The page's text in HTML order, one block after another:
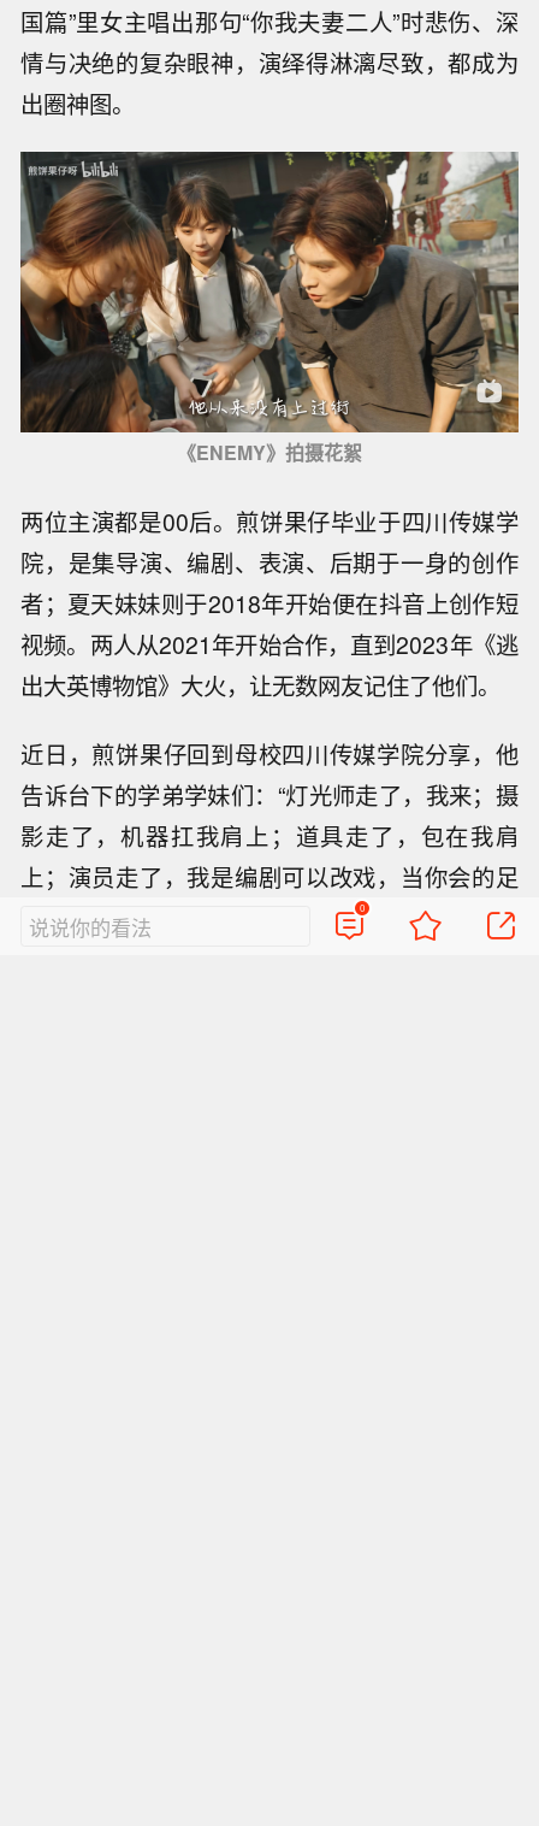
国篇”里女主唱出那句“你我夫妻二人”时悲伤、深
情与决绝的复杂眼神，演绎得淋漓尽致，都成为
出圈神图。
《ENEMY》拍摄花絮
两位主演都是00后。煎饼果仔毕业于四川传媒学
院，是集导演、编剧、表演、后期于一身的创作
者；夏天妹妹则于2018年开始便在抖音上创作短
视频。两人从2021年开始合作，直到2023年《逃
出大英博物馆》大火，让无数网友记住了他们。
近日，煎饼果仔回到母校四川传媒学院分享，他
告诉台下的学弟学妹们：“灯光师走了，我来；摄
影走了，机器扛我肩上；道具走了，包在我肩
上；演员走了，我是编剧可以改戏，当你会的足
够多了，自然而然就有了信心和底气。”
说说你的看法
0